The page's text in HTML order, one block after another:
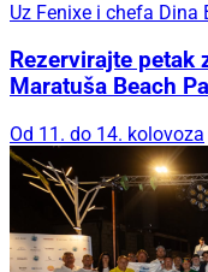
Uz Fenixe i chefa Dina
Rezervirajte
Maratuša Beach
Od 11. do 14. kolovoza